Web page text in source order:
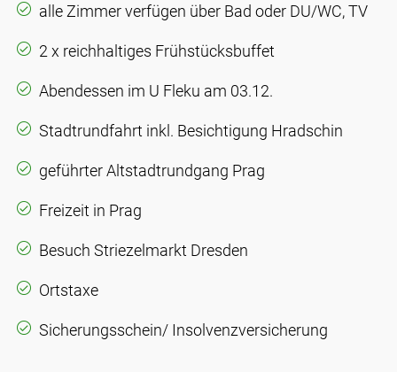
alle Zimmer verfügen über Bad oder DU/WC, TV
2 x reichhaltiges Frühstücksbuffet
Abendessen im U Fleku am 03.12.
Stadtrundfahrt inkl. Besichtigung Hradschin
geführter Altstadtrundgang Prag
Freizeit in Prag
Besuch Striezelmarkt Dresden
Ortstaxe
Sicherungsschein/ Insolvenzversicherung